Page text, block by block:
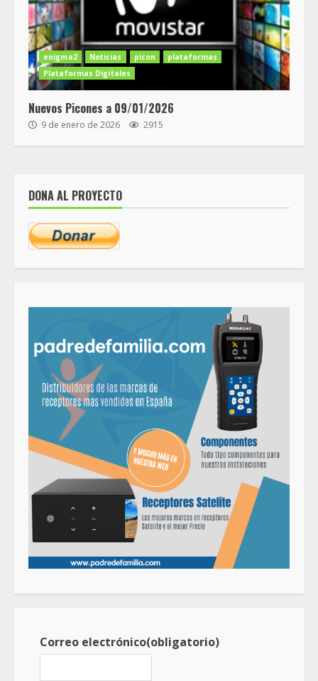
enigma2 Noticias picon
plataformas
Plataformas Digitales
Nuevos Picones a 09/01/2026
9 de enero de 2026 2915
DONA AL PROYECTO
Correo electrónico(obligatorio)